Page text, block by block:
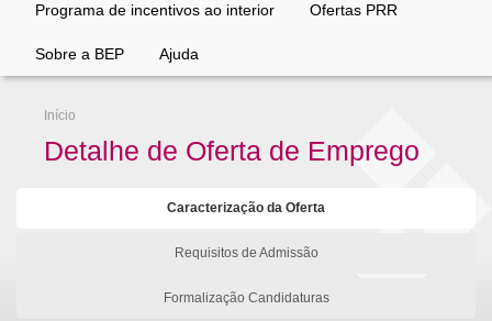
Programa de incentivos ao interior Ofertas PRR
Sobre a BEP Ajuda
Início
Detalhe de Oferta de Emprego
Caracterização da Oferta
Requisitos de Admissão
Formalização Candidaturas